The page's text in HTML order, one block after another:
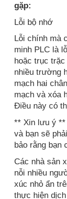
gặp:
Lỗi bộ nhớ
Lỗi chính mà
minh PLC là
hoặc trục
nhiều trường
mạch hai
mạch và xóa
Điều này có
** Xin lưu ý
và bạn sẽ
bảo rằng bạn
Các nhà sản
nỗi nhiều
xúc nhỏ ẩn
thực hiện